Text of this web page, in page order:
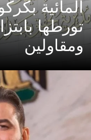
المائية
تورطها
ومقاولين